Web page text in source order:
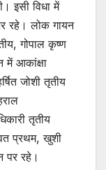
इसी विधा में
रहे। लोक गायन
गोपाल कृष्ण
में आकांक्षा
जोशी तृतीय
तृतीय
प्रथम, खुशी
पर रहे।